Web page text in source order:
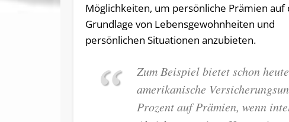
Möglichkeiten, um persönliche Prämien auf
Grundlage von Lebensgewohnheiten und
persönlichen Situationen anzubieten.
Zum Beispiel bietet schon
amerikanische
Prozent auf Prämien, wenn